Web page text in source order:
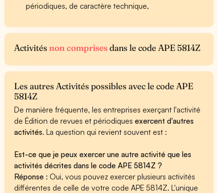
périodiques, de caractère technique,
Activitésnon comprisesdans le code APE 5814Z
Les autres Activités possibles avec le code APE
5814Z
De manière fréquente, les entreprises exerçant l'activité
de Édition de revues et périodiquesexercent d'autres
activités. La question qui revient souvent est :
Est-ce que je peux exercer une autre activité que les
activités décrites dans le code APE 5814Z ?
Réponse :Oui, vous pouvez exercer plusieurs activités
différentes de celle de votre code APE 5814Z. L'unique